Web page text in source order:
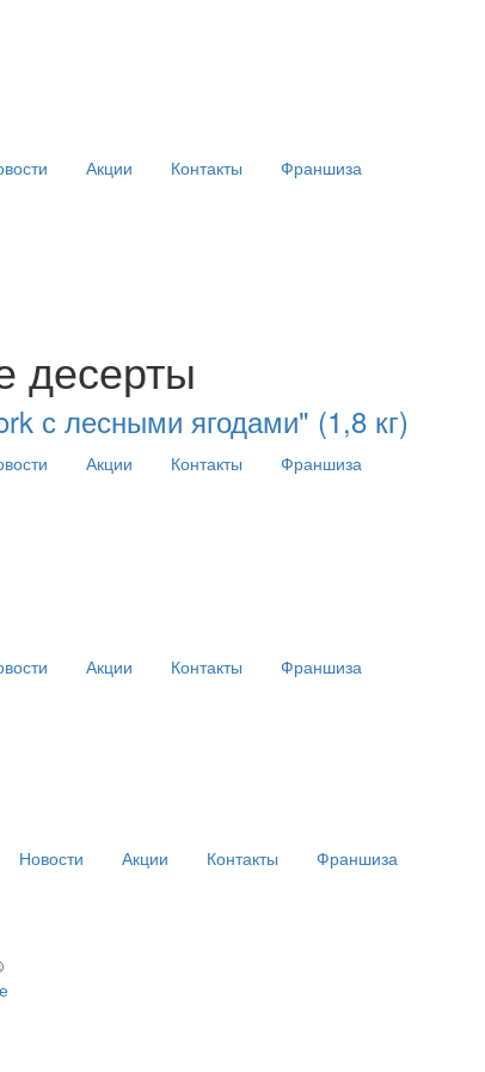
Акции Контакты Франшиза
десерты
с лесными ягодами" (1,8 кг)
Акции Контакты Франшиза
Акции Контакты Франшиза
Новости Акции Контакты
Франшиза